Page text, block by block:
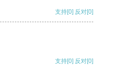
支持[0] 反对[0]
支持[0] 反对[0]